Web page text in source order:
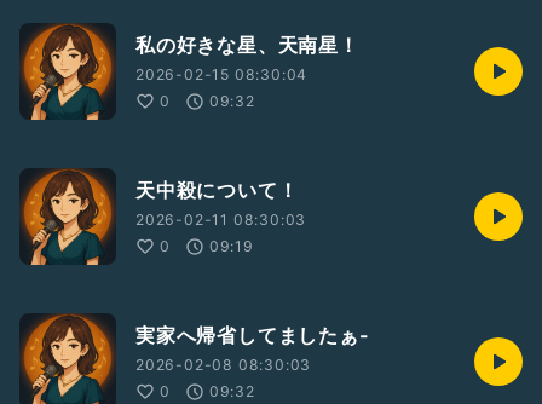
私の好きな星、天南星！
2026-02-15 08:30:04
0
09:32
天中殺について！
2026-02-11 08:30:03
0
09:19
実家へ帰省してましたぁ-
2026-02-08 08:30:03
0
09:32